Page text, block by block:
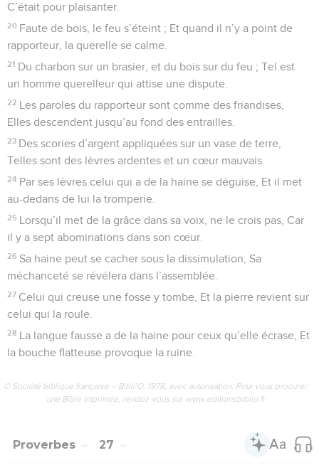
C’était pour plaisanter.
20 Faute de bois, le feu s’éteint ; Et quand il n’y a point de
rapporteur, la querelle se calme.
21 Du charbon sur un brasier, et du bois sur du feu ; Tel est
un homme querelleur qui attise une dispute.
22 Les paroles du rapporteur sont comme des friandises,
Elles descendent jusqu’au fond des entrailles.
23 Des scories d’argent appliquées sur un vase de terre,
Telles sont des lèvres ardentes et un cœur mauvais.
24 Par ses lèvres celui qui a de la haine se déguise, Et il met
au-dedans de lui la tromperie.
25 Lorsqu’il met de la grâce dans sa voix, ne le crois pas, Car
il y a sept abominations dans son cœur.
26 Sa haine peut se cacher sous la dissimulation, Sa
méchanceté se révélera dans l’assemblée.
27 Celui qui creuse une fosse y tombe, Et la pierre revient sur
celui qui la roule.
28 La langue fausse a de la haine pour ceux qu’elle écrase, Et
la bouche flatteuse provoque la ruine.
© Société biblique française – Bibli’O, 1978, avec autorisation. Pour vous procurer
une Bible imprimée, rendez-vous sur www.editionsbiblio.fr
Proverbes 27